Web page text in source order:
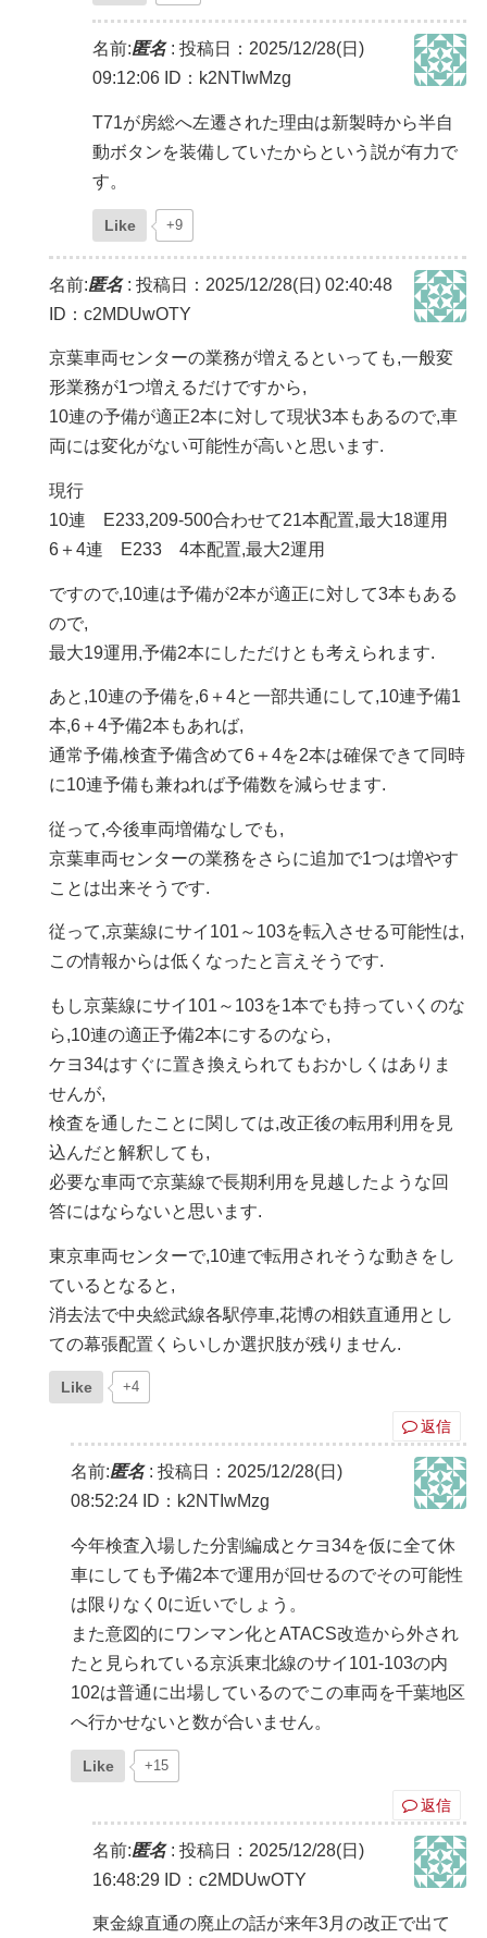
名前:匿名: 投稿日：2025/12/28(日)
09:12:06 ID：k2NTIwMzg
T71が房総へ左遷された理由は新製時から半自
動ボタンを装備していたからという説が有力で
す。
Like +9
名前:匿名: 投稿日：2025/12/28(日) 02:40:48
ID：c2MDUwOTY
京葉車両センターの業務が増えるといっても,一般変
形業務が1つ増えるだけですから,
10連の予備が適正2本に対して現状3本もあるので,車
両には変化がない可能性が高いと思います.
現行
10連 E233,209-500合わせて21本配置,最大18運用
6＋4連 E233 4本配置,最大2運用
ですので,10連は予備が2本が適正に対して3本もある
ので,
最大19運用,予備2本にしただけとも考えられます.
あと,10連の予備を,6＋4と一部共通にして,10連予備1
本,6＋4予備2本もあれば,
通常予備,検査予備含めて6＋4を2本は確保できて同時
に10連予備も兼ねれば予備数を減らせます.
従って,今後車両増備なしでも,
京葉車両センターの業務をさらに追加で1つは増やす
ことは出来そうです.
従って,京葉線にサイ101～103を転入させる可能性は,
この情報からは低くなったと言えそうです.
もし京葉線にサイ101～103を1本でも持っていくのな
ら,10連の適正予備2本にするのなら,
ケヨ34はすぐに置き換えられてもおかしくはありま
せんが,
検査を通したことに関しては,改正後の転用利用を見
込んだと解釈しても,
必要な車両で京葉線で長期利用を見越したような回
答にはならないと思います.
東京車両センターで,10連で転用されそうな動きをし
ているとなると,
消去法で中央総武線各駅停車,花博の相鉄直通用とし
ての幕張配置くらいしか選択肢が残りません.
Like +4
返信
名前:匿名: 投稿日：2025/12/28(日)
08:52:24 ID：k2NTIwMzg
今年検査入場した分割編成とケヨ34を仮に全て休
車にしても予備2本で運用が回せるのでその可能性
は限りなく0に近いでしょう。
また意図的にワンマン化とATACS改造から外され
たと見られている京浜東北線のサイ101-103の内
102は普通に出場しているのでこの車両を千葉地区
へ行かせないと数が合いません。
Like +15
返信
名前:匿名: 投稿日：2025/12/28(日)
16:48:29 ID：c2MDUwOTY
東金線直通の廃止の話が来年3月の改正で出て